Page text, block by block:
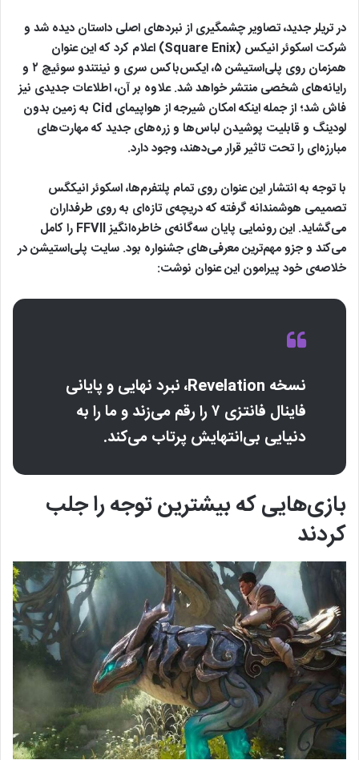
در تریلر جدید، تصاویر چشمگیری از نبردهای اصلی داستان دیده شد و
شرکت اسکوئر انیکس (Square Enix) اعلام کرد که این عنوان
همزمان روی پلی‌استیشن ۵، ایکس‌باکس سری و نینتندو سوئیچ ۲ و
رایانه‌های شخصی منتشر خواهد شد. علاوه بر آن، اطلاعات جدیدی نیز
فاش شد؛ از جمله اینکه امکان شیرجه از هواپیمای Cid به زمین بدون
لودینگ و قابلیت پوشیدن لباس‌ها و زره‌های جدید که مهارت‌های
مبارزه‌ای را تحت تاثیر قرار می‌دهند، وجود دارد.
با توجه به انتشار این عنوان روی تمام پلتفرم‌ها، اسکوئر انیکگس
تصمیمی هوشمندانه گرفته که دریچه‌ی تازه‌ای به روی طرفداران
می‌گشاید. این رونمایی پایان سه‌گانه‌ی خاطره‌انگیز FFVII را کامل
می‌کند و جزو مهم‌ترین معرفی‌های جشنواره بود. سایت پلی‌استیشن در
خلاصه‌ی خود پیرامون این عنوان نوشت:
نسخه Revelation، نبرد نهایی و پایانی
فاینال فانتزی ۷ را رقم می‌زند و ما را به
دنیایی بی‌انتهایش پرتاب می‌کند.
بازی‌هایی که بیشترین توجه را جلب
کردند